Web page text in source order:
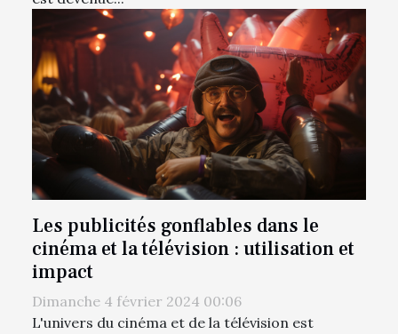
Les publicités gonflables dans le
cinéma et la télévision : utilisation et
impact
Dimanche 4 février 2024 00:06
L'univers du cinéma et de la télévision est